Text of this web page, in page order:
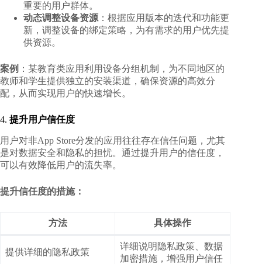
重要的用户群体。
动态调整设备资源 ：根据应用版本的迭代和功能更
新，调整设备的绑定策略，为有需求的用户优先提
供资源。
案例 ：某教育类应用利用设备分组机制，为不同地区的
教师和学生提供独立的安装渠道，确保资源的高效分
配，从而实现用户的快速增长。
4. 提升用户信任度
用户对非App Store分发的应用往往存在信任问题，尤其
是对数据安全和隐私的担忧。通过提升用户的信任度，
可以有效降低用户的流失率。
提升信任度的措施：
方法 具体操作
提供详细的隐私政策
详细说明隐私政策、数据
加密措施，增强用户信任